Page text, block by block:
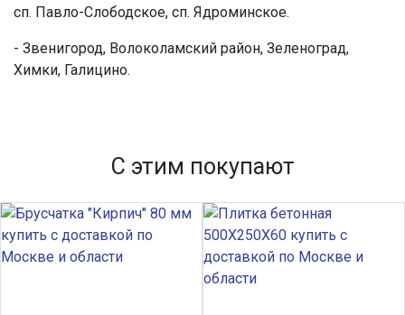
сп. Павло-Слободское, сп. Ядроминское.
- Звенигород, Волоколамский район, Зеленоград,
Химки, Галицино.
С этим покупают